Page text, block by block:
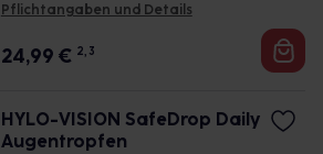
Pflichtangaben und Details
24,99 € 2, 3
HYLO-VISION SafeDrop Daily
Augentropfen